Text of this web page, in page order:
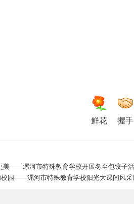
鲜花 握手
美——漯河市特殊教育学校开展冬至包饺子
校园——漯河市特殊教育学校阳光大课间风采